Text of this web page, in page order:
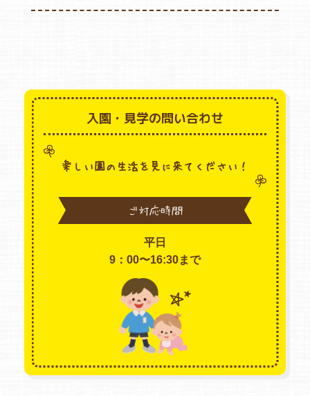
入園・見学の問い合わせ
楽しい園の生活を見に来てください！
ご対応時間
平日
9：00〜16:30まで